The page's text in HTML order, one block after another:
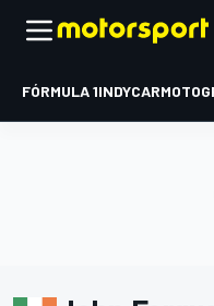
FÓRMULA 1INDYCAR